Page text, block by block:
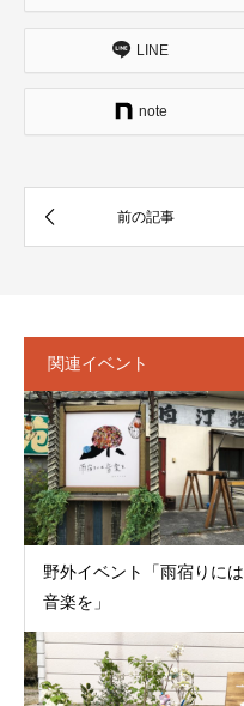
LINE
note
関連イベント
野外イベント「雨宿りには
音楽を」